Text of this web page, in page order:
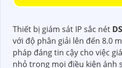
Thiết bị giám sát IP sắc nét
với độ phân giải lên đến 8.0
pháp đáng tin cậy cho việc
nhỏ trong mọi điều kiện ánh